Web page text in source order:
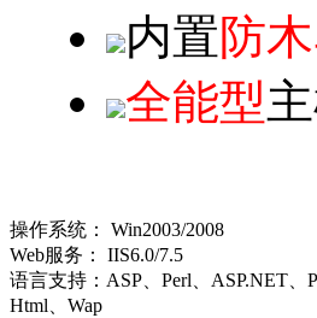
内置防
全能型
操作系统： Win2003/2008
Web服务： IIS6.0/7.5
语言支持：ASP、Perl、ASP.NET、
Html、Wap